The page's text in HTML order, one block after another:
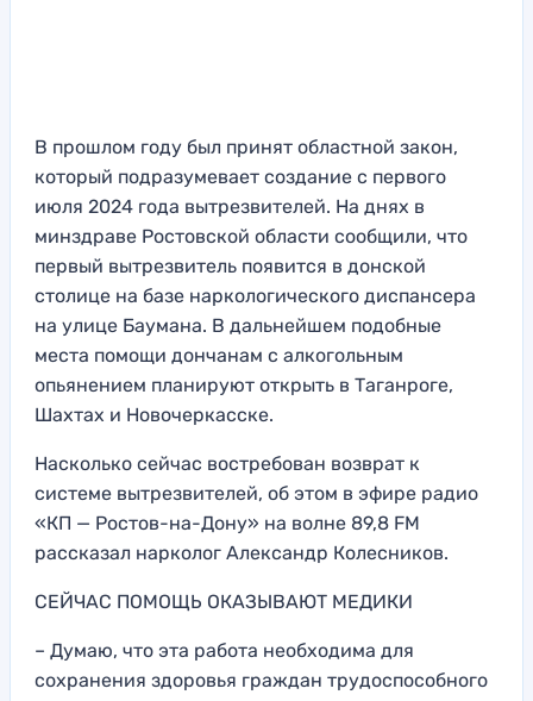
В прошлом году был принят областной закон,
который подразумевает создание с первого
июля 2024 года вытрезвителей. На днях в
минздраве Ростовской области сообщили, что
первый вытрезвитель появится в донской
столице на базе наркологического диспансера
на улице Баумана. В дальнейшем подобные
места помощи дончанам с алкогольным
опьянением планируют открыть в Таганроге,
Шахтах и Новочеркасске.
Насколько сейчас востребован возврат к
системе вытрезвителей, об этом в эфире радио
«КП — Ростов-на-Дону» на волне 89,8 FM
рассказал нарколог Александр Колесников.
СЕЙЧАС ПОМОЩЬ ОКАЗЫВАЮТ МЕДИКИ
– Думаю, что эта работа необходима для
сохранения здоровья граждан трудоспособного